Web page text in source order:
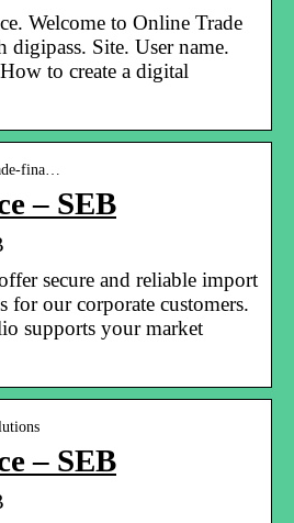
Welcome to Online Trade
Site. User name.
to create a digital
fina…
– SEB
secure and reliable import
for our corporate customers.
supports your market
– SEB